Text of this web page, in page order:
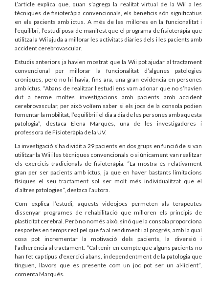
L’article explica que, quan s’agrega la realitat virtual de la Wii a les
tècniques de fisioteràpia convencionals, els beneficis són significatius
en els pacients amb ictus. A més de les millores en la funcionalitat i
l’equilibri, l’estudi posa de manifest que el programa de fisioteràpia que
utilitza la Wii ajuda a millorar les activitats diàries dels i les pacients amb
accident cerebrovascular.
Estudis anteriors ja havien mostrat que la Wii pot ajudar al tractament
convencional per millorar la funcionalitat d’algunes patologies
cròniques, però no hi havia, fins ara, una gran evidència en persones
amb ictus. “Abans de realitzar l’estudi ens vam adonar que no s’havien
dut a terme moltes investigacions amb pacients amb accident
cerebrovascular, per això volíem saber si els jocs de la consola podien
fomentar la mobilitat, l’equilibri i el dia a dia de les persones amb aquesta
patologia”, destaca Elena Marqués, una de les investigadores i
professora de Fisioteràpia de la UV.
La investigació s’ha dividit a 29 pacients en dos grups en funció de si van
utilitzar la Wii i les tècniques convencionals o si únicament van realitzar
els exercicis tradicionals de fisioteràpia. “La mostra és relativament
gran per ser pacients amb ictus, ja que en haver bastants limitacions
físiques el seu tractament sol ser molt més individualitzat que el
d’altres patologies”, destaca l’autora.
Com explica l’estudi, aquests videojocs permeten als terapeutes
dissenyar programes de rehabilitació que milloren els principis de
plasticitat cerebral. Però no només això, sinó que la consola proporciona
respostes en temps real pel que fa al rendiment i al progrés, amb la qual
cosa pot incrementar la motivació dels pacients, la diversió i
l’adherència al tractament. “Cal tenir en compte que alguns pacients no
han fet cap tipus d’exercici abans, independentment de la patologia que
tinguen, llavors que es presente com un joc pot ser un al·licient”,
comenta Marqués.